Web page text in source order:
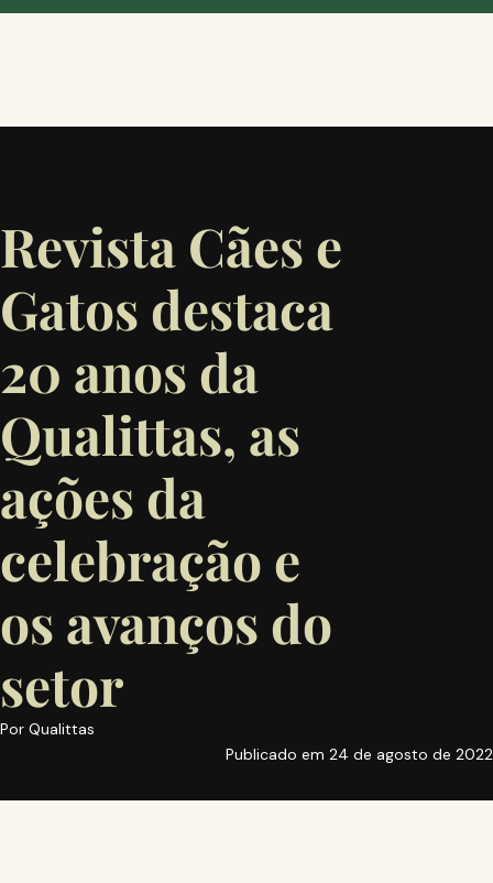
Revista Cães e
Gatos destaca
20 anos da
Qualittas, as
ações da
celebração e
os avanços do
setor
Por Qualittas
Publicado em 24 de agosto de 2022